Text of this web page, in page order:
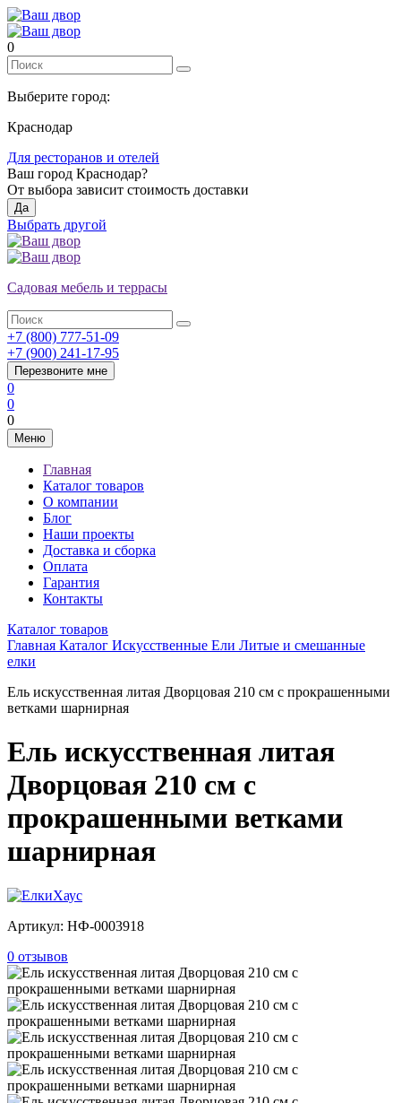
0
Выберите город:
Краснодар
Для ресторанов и отелей
Ваш город Краснодар?
От выбора зависит стоимость доставки
Да
Выбрать другой
Садовая мебель и террасы
+7 (800) 777-51-09
+7 (900) 241-17-95
Перезвоните мне
0
0
0
Меню
Главная
Каталог товаров
О компании
Блог
Наши проекты
Доставка и сборка
Оплата
Гарантия
Контакты
Каталог товаров
Главная Каталог Искусственные Ели Литые и смешанные
елки
Ель искусственная литая Дворцовая 210 см с прокрашенными
ветками шарнирная
Ель искусственная литая
Дворцовая 210 см с
прокрашенными ветками
шарнирная
Артикул: НФ-0003918
0 отзывов